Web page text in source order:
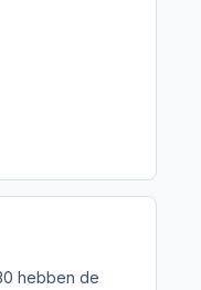
hebben de